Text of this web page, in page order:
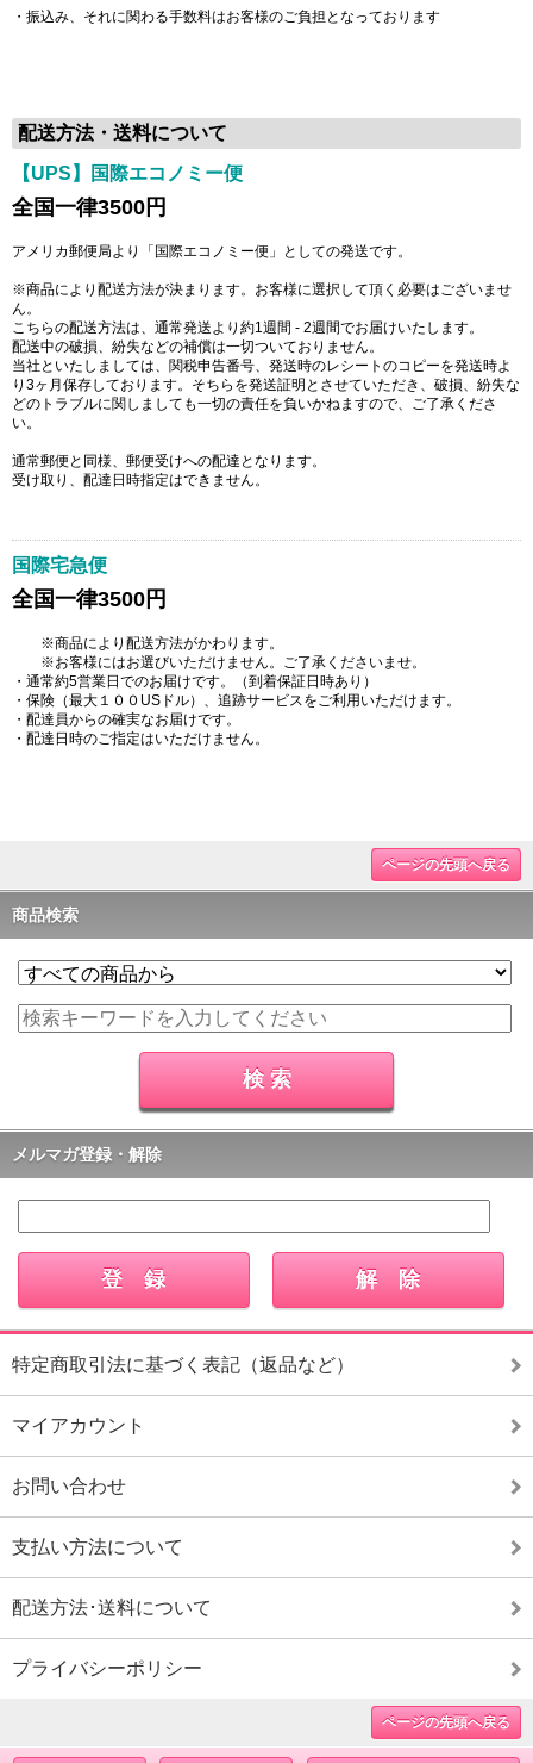
・振込み、それに関わる手数料はお客様のご負担となっております
配送方法・送料について
【UPS】国際エコノミー便
全国一律3500円
アメリカ郵便局より「国際エコノミー便」としての発送です。
※商品により配送方法が決まります。お客様に選択して頂く必要はございませ
ん。
こちらの配送方法は、通常発送より約1週間 - 2週間でお届けいたします。
配送中の破損、紛失などの補償は一切ついておりません。
当社といたしましては、関税申告番号、発送時のレシートのコピーを発送時よ
り3ヶ月保存しております。そちらを発送証明とさせていただき、破損、紛失な
どのトラブルに関しましても一切の責任を負いかねますので、ご了承くださ
い。
通常郵便と同様、郵便受けへの配達となります。
受け取り、配達日時指定はできません。
国際宅急便
全国一律3500円
※商品により配送方法がかわります。
※お客様にはお選びいただけません。ご了承くださいませ。
・通常約5営業日でのお届けです。（到着保証日時あり）
・保険（最大１００USドル）、追跡サービスをご利用いただけます。
・配達員からの確実なお届けです。
・配達日時のご指定はいただけません。
ページの先頭へ戻る
商品検索
メルマガ登録・解除
特定商取引法に基づく表記（返品など）
マイアカウント
お問い合わせ
支払い方法について
配送方法･送料について
プライバシーポリシー
ページの先頭へ戻る